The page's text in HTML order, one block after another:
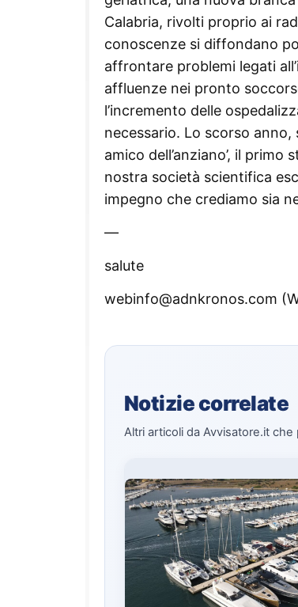
Calabria, rivolti proprio ai
conoscenze si diffondano
affrontare problemi legati
affluenze nei pronto
l’incremento delle
necessario. Lo scorso anno,
amico dell’anziano’, il
nostra società scientifica
impegno che crediamo sia
—
salute
webinfo@adnkronos.com
Notizie correlate
Altri articoli da Avvisatore.it